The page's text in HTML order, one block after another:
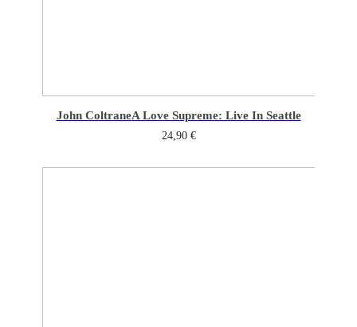
John ColtraneA Love Supreme: Live In Seattle
24,90 €